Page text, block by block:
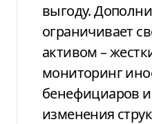
выгоду.
ограничивает
активом –
мониторинг
бенефициаров
изменения